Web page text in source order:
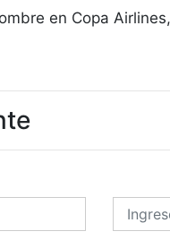
en Copa